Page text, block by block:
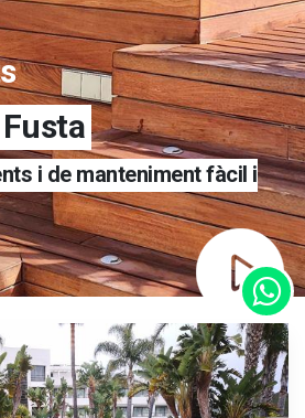
i de manteniment fàcil i